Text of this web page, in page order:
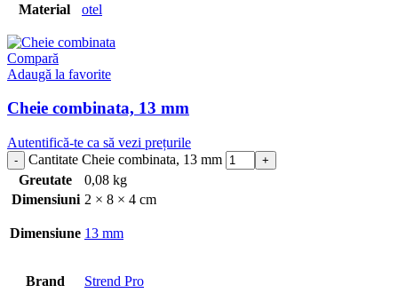
Material otel
Compară
Adaugă la favorite
Cheie combinata, 13 mm
Autentifică-te ca să vezi prețurile
Cantitate Cheie combinata, 13 mm
Greutate
0,08 kg
Dimensiuni 2 × 8 × 4 cm
Dimensiune 13 mm
Brand Strend Pro